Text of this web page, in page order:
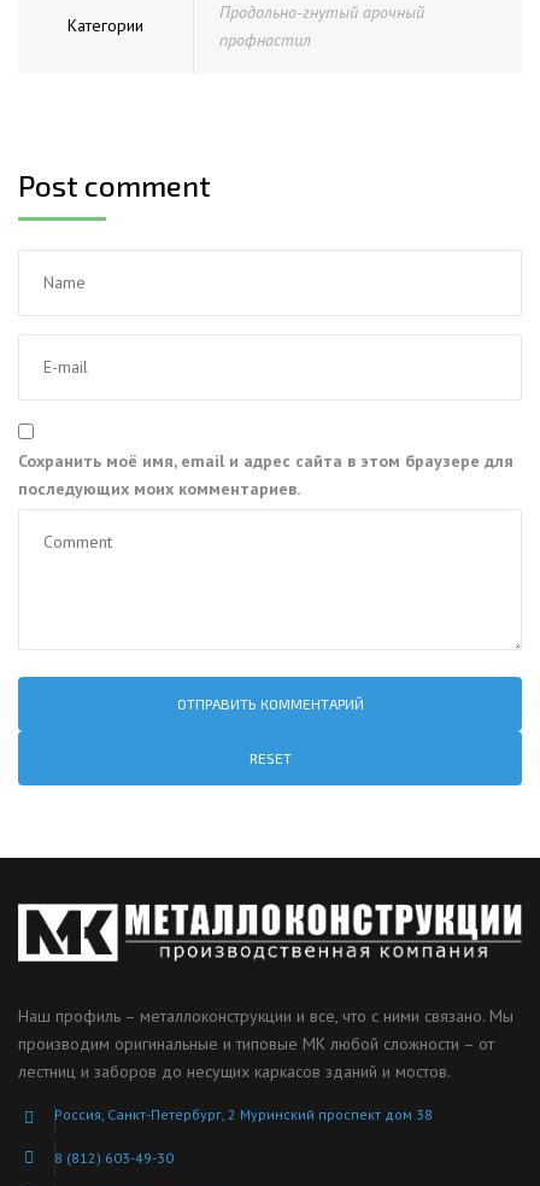
Категории
Продольно-гнутый арочный
профнастил
Post comment
Сохранить моё имя, email и адрес сайта в этом браузере для
последующих моих комментариев.
RESET
Наш профиль – металлоконструкции и все, что с ними связано. Мы
производим оригинальные и типовые МК любой сложности – от
лестниц и заборов до несущих каркасов зданий и мостов.
Россия, Санкт-Петербург, 2 Муринский проспект дом 38
8 (812) 603-49-30